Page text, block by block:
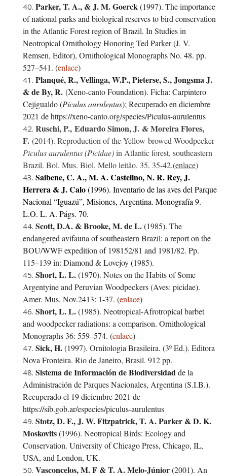
Parker, T. A., &J. M. Goerck(1997). The importance
of national parks and biological reserves to bird conservation
in the Atlantic Forest region of Brazil. In Studies in
Neotropical Ornithology Honoring Ted Parker (J. V.
Remsen, Editor), Ornithological Monographs No. 48. pp.
527–541. (enlace)
Planqué, R., Vellinga, W.P., Pieterse, S., Jongsma J.
& de By, R. (Xeno-canto Foundation). Ficha: Carpintero
Cejigualdo (Piculus aurulentus); Recuperado en diciembre
2021 de https://xeno-canto.org/species/Piculus-aurulentus
Ruschi, P., Eduardo Simon, J. &Moreira Flores,
F. (2014). Reproduction of the Yellow-browed Woodpecker
Piculus aurulentus (Picidae)in Atlantic forest, southeastern
Brazil. Bol. Mus. Biol. Mello leitão. 35. 35-42.(enlace)
Saibene, C. A., M. A. Castelino, N. R. Rey, J.
Herrera & J. Calo(1996). Inventario de las aves del Parque
Nacional “Iguazú”, Misiones, Argentina. Monografía 9.
L.O. L. A. Págs. 70.
Scott, D.A. & Brooke, M. de L.(1985). The
endangered avifauna of southeastern Brazil: a report on the
BOU/WWF expedition of 198152/81 and 1981/82. Pp.
115–139 in: Diamond & Lovejoy (1985).
Short, L. L.(1970). Notes on the Habits of Some
Argentyine and Peruvian Woodpeckers (Aves: picidae).
Amer. Mus. Nov.2413: 1-37. (enlace)
Short, L. L.(1985). Neotropical-Afrotropical barbet
and woodpecker radiations: a comparison. Ornithological
Monographs 36: 559–574. (enlace)
Sick, H.(1997). Ornitologia Brasileira. (3º Ed.). Editora
Nova Fronteira. Rio de Janeiro, Brasil. 912 pp.
Sistema de Información de Biodiversidadde la
Administración de Parques Nacionales, Argentina (S.I.B.).
Recuperado el 19 diciembre 2021 de
https://sib.gob.ar/especies/piculus-aurulentus
Stotz, D. F., J. W. Fitzpatrick, T. A. Parker &D. K.
Moskovits(1996). Neotropical Birds: Ecology and
Conservation. University of Chicago Press, Chicago, IL,
USA, and London, UK.
Vasconcelos, M. F &T. A. Melo-Júnior(2001). An